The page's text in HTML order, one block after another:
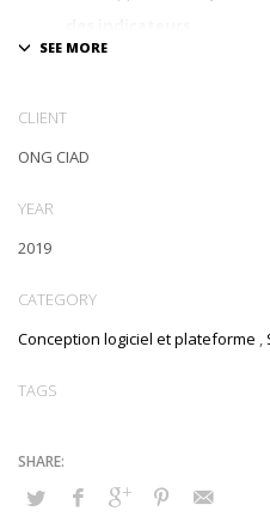
Elaboration de manuel
CLIENT
ONG CIAD
YEAR
2019
CATEGORY
Conception logiciel et plateforme ,
TAGS